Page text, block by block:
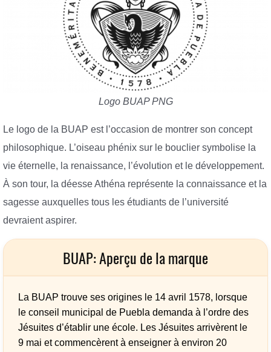
Logo BUAP PNG
Le logo de la BUAP est l’occasion de montrer son concept
philosophique. L’oiseau phénix sur le bouclier symbolise la
vie éternelle, la renaissance, l’évolution et le développement.
À son tour, la déesse Athéna représente la connaissance et la
sagesse auxquelles tous les étudiants de l’université
devraient aspirer.
BUAP: Aperçu de la marque
La BUAP trouve ses origines le 14 avril 1578, lorsque
le conseil municipal de Puebla demanda à l’ordre des
Jésuites d’établir une école. Les Jésuites arrivèrent le
9 mai et commencèrent à enseigner à environ 20